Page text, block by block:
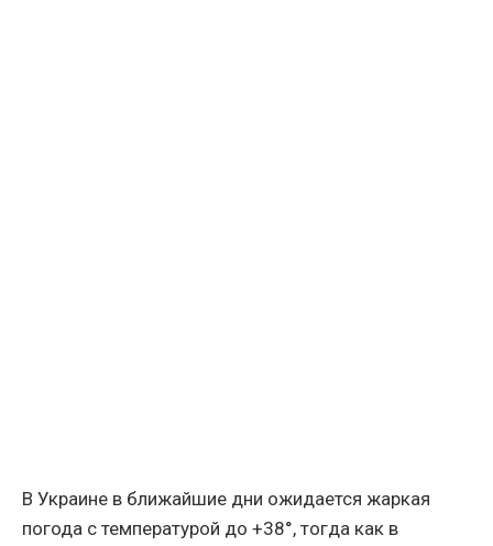
В Украине в ближайшие дни ожидается жаркая
погода с температурой до +38°, тогда как в